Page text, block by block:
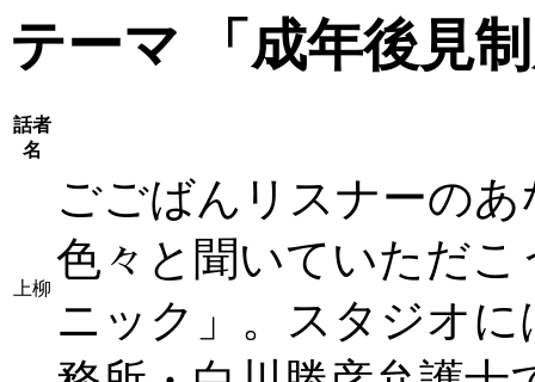
テーマ 「成年後見
話者
名
上柳
ごごばんリスナーの
色々と聞いていただ
ニック」。スタジオ